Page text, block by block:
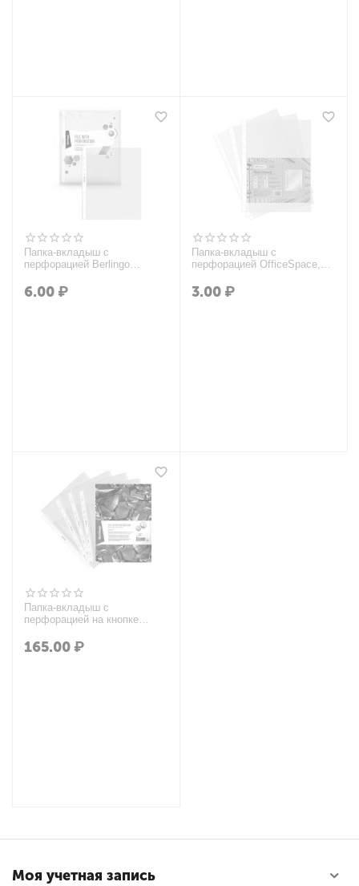
Папка-вкладыш с
перфорацией Berlingo
60мкм, матовая
6.00 ₽
Папка-вкладыш с
перфорацией OfficeSpace,
3.00 ₽
Папка-вкладыш с
перфорацией на кнопке
глянцевая, расширяющаяся
до 250л.
165.00 ₽
Моя учетная запись